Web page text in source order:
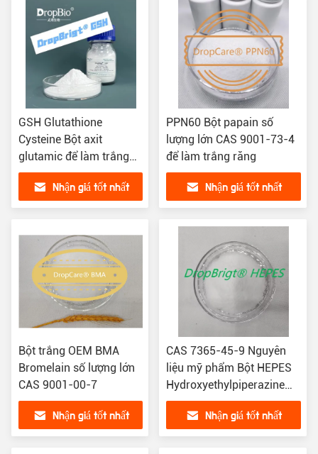
GSH Glutathione
Cysteine ​​Bột axit
glutamic để làm trắng
da CAS 70-18-8
Nhận giá tốt nhất
PPN60 Bột papain số
lượng lớn CAS 9001-73-4
để làm trắng răng
Nhận giá tốt nhất
Bột trắng OEM BMA
Bromelain số lượng lớn
CAS 9001-00-7
Nhận giá tốt nhất
CAS 7365-45-9 Nguyên
liệu mỹ phẩm Bột HEPES
Hydroxyethylpiperazine
Ethane Sulfonic Acid
Nhận giá tốt nhất